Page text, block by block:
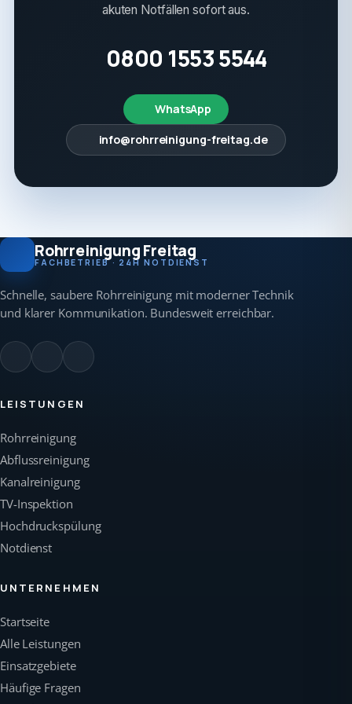
akuten Notfällen sofort aus.
0800 1553 5544
WhatsApp
info@rohrreinigung-freitag.de
Rohrreinigung Freitag
FACHBETRIEB · 24H NOTDIENST
Schnelle, saubere Rohrreinigung mit moderner Technik
und klarer Kommunikation. Bundesweit erreichbar.
LEISTUNGEN
Rohrreinigung
Abflussreinigung
Kanalreinigung
TV-Inspektion
Hochdruckspülung
Notdienst
UNTERNEHMEN
Startseite
Alle Leistungen
Einsatzgebiete
Häufige Fragen